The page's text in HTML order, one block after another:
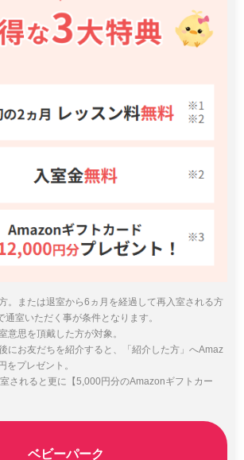
。または退室から6ヵ月を経過して再入室される方
室いただく事が条件となります。
思を頂戴した方が対象。
にお友だちを紹介すると、「紹介した方」へAmaz
をプレゼント。
されると更に【5,000円分のAmazonギフトカー
ベビーパーク